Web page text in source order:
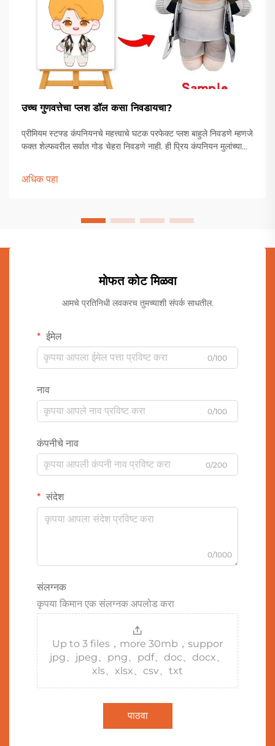
उच्च गुणवत्तेचा प्लश डॉल कसा निवडायचा?
प्रीमियम स्टफ्ड कंपनियनचे महत्त्वाचे घटक परफेक्ट प्लश बाहुले निवडणे म्हणजे
फक्त शेल्फवरील सर्वात गोड चेहरा निवडणे नाही. ही प्रिय कंपनियन मुलांच्या
राखतात.
अधिक पहा
मोफत कोट मिळवा
आमचे प्रतिनिधी लवकरच तुमच्याशी संपर्क साधतील.
ईमेल
0/100
नाव
0/100
कंपनीचे नाव
0/200
संदेश
0/1000
संलग्नक
कृपया किमान एक संलग्नक अपलोड करा
Up to 3 files，more 30mb，suppor
jpg、jpeg、png、pdf、doc、docx、
xls、xlsx、csv、txt
पाठवा